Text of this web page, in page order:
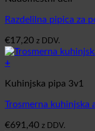
Razdelilna pipica za
€17,20 z DDV.
+
Kuhinjska pipa 3v1
Trosmerna kuhinjska
€691,40 z DDV.